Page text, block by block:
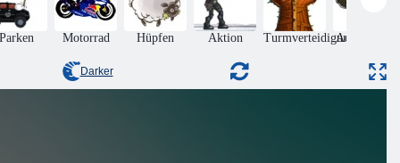
Gipfel Obstverbindung Vereinen
Parken Motorrad Hüpfen Aktion TurmverteidigungAdventures
Darker